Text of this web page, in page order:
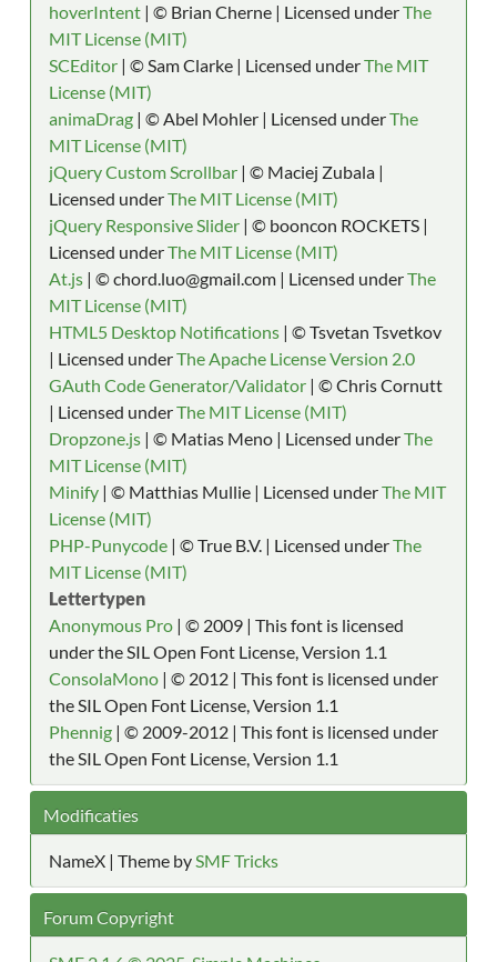
hoverIntent | © Brian Cherne | Licensed underThe
MIT License (MIT)
SCEditor | © Sam Clarke | Licensed underThe MIT
License (MIT)
animaDrag | © Abel Mohler | Licensed underThe
MIT License (MIT)
jQuery Custom Scrollbar | © Maciej Zubala |
Licensed underThe MIT License (MIT)
jQuery Responsive Slider | © booncon ROCKETS |
Licensed underThe MIT License (MIT)
At.js | © chord.luo@gmail.com | Licensed underThe
MIT License (MIT)
HTML5 Desktop Notifications | © Tsvetan Tsvetkov
| Licensed underThe Apache License Version 2.0
GAuth Code Generator/Validator | © Chris Cornutt
| Licensed underThe MIT License (MIT)
Dropzone.js | © Matias Meno | Licensed underThe
MIT License (MIT)
Minify | © Matthias Mullie | Licensed underThe MIT
License (MIT)
PHP-Punycode | © True B.V. | Licensed underThe
MIT License (MIT)
Lettertypen
Anonymous Pro | © 2009 | This font is licensed
under the SIL Open Font License, Version 1.1
ConsolaMono | © 2012 | This font is licensed under
the SIL Open Font License, Version 1.1
Phennig | © 2009-2012 | This font is licensed under
the SIL Open Font License, Version 1.1
Modificaties
NameX | Theme bySMF Tricks
Forum Copyright